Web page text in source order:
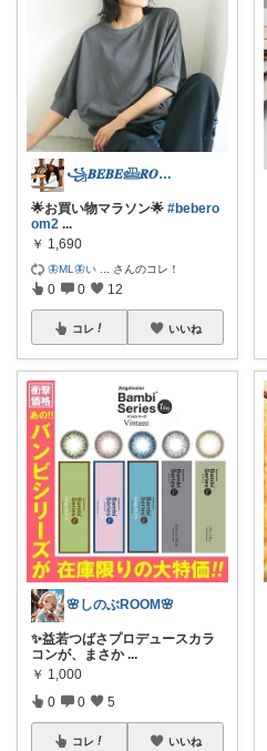
꧁𝑩𝑬𝑩𝑬𓊝𝑹𝑶𝑶𝑴꧂
🌟お買い物マラソン🌟 #bebero
om2 ...
￥ 1,690
🦋ML🦋い さんのコレ！
0 0 12
コレ いいね
🌸しのぶROOM🌸
✨益若つばさプロデュースカラ
コンが、まさか ...
￥ 1,000
0 0 5
コレ いいね